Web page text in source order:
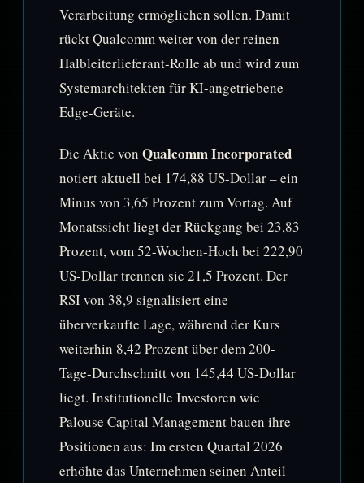
Verarbeitung ermöglichen sollen. Damit
rückt Qualcomm weiter von der reinen
Halbleiterlieferant-Rolle ab und wird zum
Systemarchitekten für KI-angetriebene
Edge-Geräte.
Die Aktie von Qualcomm Incorporated
notiert aktuell bei 174,88 US-Dollar – ein
Minus von 3,65 Prozent zum Vortag. Auf
Monatssicht liegt der Rückgang bei 23,83
Prozent, vom 52-Wochen-Hoch bei 222,90
US-Dollar trennen sie 21,5 Prozent. Der
RSI von 38,9 signalisiert eine
überverkaufte Lage, während der Kurs
weiterhin 8,42 Prozent über dem 200-
Tage-Durchschnitt von 145,44 US-Dollar
liegt. Institutionelle Investoren wie
Palouse Capital Management bauen ihre
Positionen aus: Im ersten Quartal 2026
erhöhte das Unternehmen seinen Anteil